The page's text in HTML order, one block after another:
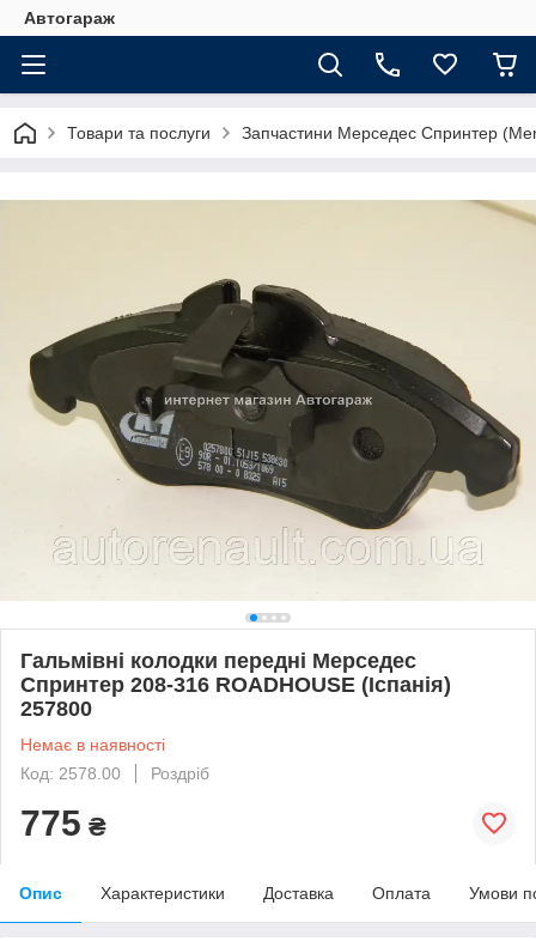
Автогараж
Товари та послуги Запчастини Мерседес Спринтер
Гальмівні колодки передні Мерседес
Спринтер 208-316 ROADHOUSE (Іспанія)
257800
Немає в наявності
Код: 2578.00
Роздріб
775 ₴
Опис Характеристики Доставка Оплата Умови